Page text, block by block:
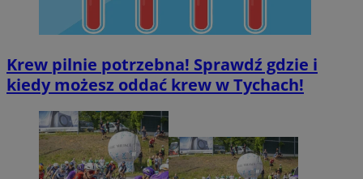
Krew pilnie potrzebna! Sprawdź gdzie i
kiedy możesz oddać krew w Tychach!